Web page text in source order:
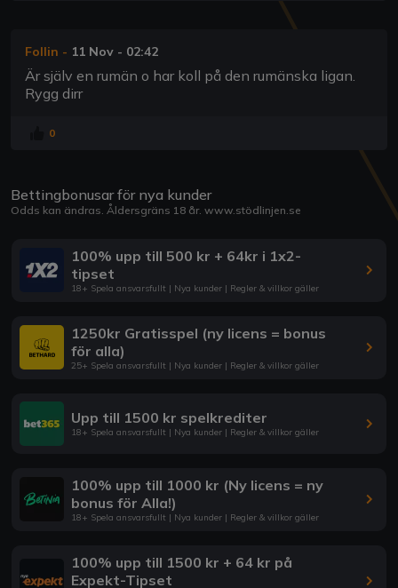
Follin - 11 Nov - 02:42
Är själv en rumän o har koll på den rumänska ligan.
Rygg dirr
0
Bettingbonusar för nya kunder
Odds kan ändras. Åldersgräns 18 år. www.stödlinjen.se
100% upp till 500 kr + 64kr i 1x2-
tipset
18+ Spela ansvarsfullt | Nya kunder | Regler & villkor gäller
1250kr Gratisspel (ny licens = bonus
för alla)
25+ Spela ansvarsfullt | Nya kunder | Regler & villkor gäller
Upp till 1500 kr spelkrediter
18+ Spela ansvarsfullt | Nya kunder | Regler & villkor gäller
100% upp till 1000 kr (Ny licens = ny
bonus för Alla!)
18+ Spela ansvarsfullt | Nya kunder | Regler & villkor gäller
100% upp till 1500 kr + 64 kr på
Expekt-Tipset